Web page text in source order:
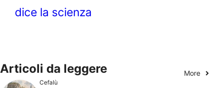
dice la scienza
Articoli da leggere More
Cefalù